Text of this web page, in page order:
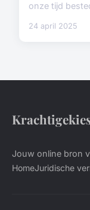
onze tijd
24 april 2025
Jouw online bron
HomeJuridische